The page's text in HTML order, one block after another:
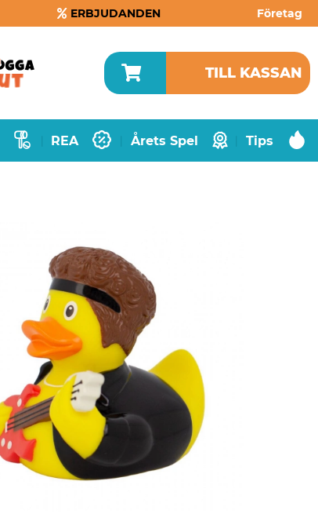
ERBJUDANDEN Företag
TILL KASSAN
REA Årets Spel Tips